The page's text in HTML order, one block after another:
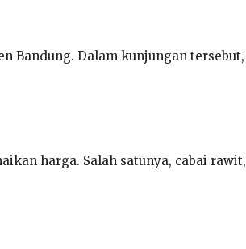
Bandung. Dalam kunjungan tersebut,
harga. Salah satunya, cabai rawit,